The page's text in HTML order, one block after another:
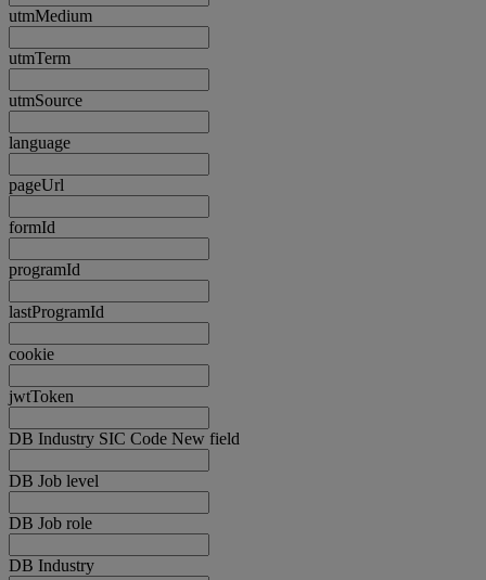
utmMedium
utmTerm
utmSource
language
pageUrl
formId
programId
lastProgramId
cookie
jwtToken
DB Industry SIC Code New field
DB Job level
DB Job role
DB Industry